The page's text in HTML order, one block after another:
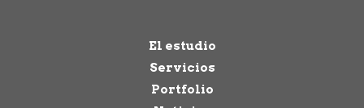
El estudio
Servicios
Portfolio